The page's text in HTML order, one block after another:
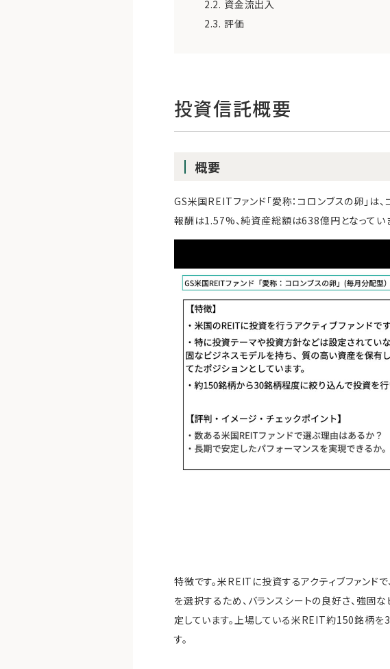
2.2. 資金流出入
2.3. 評価
投資信託概要
概要
GS米国REITファンド「愛称：コロンブスの卵」は
報酬は1.57%、純資産総額は638億円となってい
特徴です。米REITに投資するアクティブファンド
を選択するため、バランスシートの良好さ、強
定しています。上場している米REIT約150銘柄を
す。